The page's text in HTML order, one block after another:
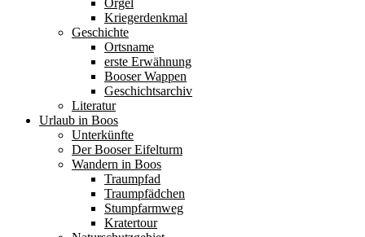
Orgel
Kriegerdenkmal
Geschichte
Ortsname
erste Erwähnung
Booser Wappen
Geschichtsarchiv
Literatur
Urlaub in Boos
Unterkünfte
Der Booser Eifelturm
Wandern in Boos
Traumpfad
Traumpfädchen
Stumpfarmweg
Kratertour